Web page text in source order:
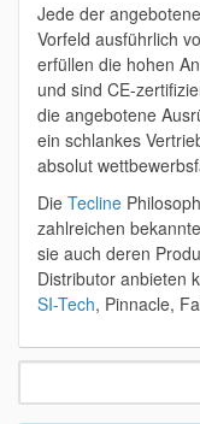
Jede der
Vorfeld ausführlich
erfüllen die hohen
und sind CE-
die angebotene
ein schlankes
absolut
Die Tecline
zahlreichen
sie auch deren
Distributor anbieten
SI-Tech, Pinnacle,